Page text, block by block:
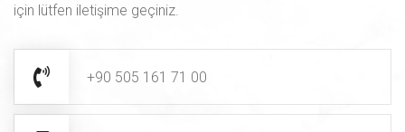
için lütfen iletişime geçiniz.
+90 505 161 71 00